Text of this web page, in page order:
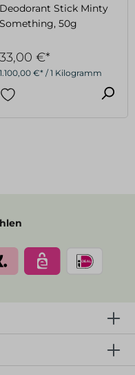
Deodorant Stick Minty
Something, 50g
1.100,00 €* / 1 Kilogramm
33,00 €*